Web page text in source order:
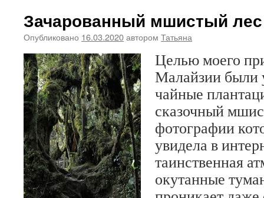
Зачарованный мшистый
Опубликовано 16.03.2020автором Татьяна
Целью моего
Малайзии были
чайные
сказочный
фотографии
увидела в
таинственная
окутанные